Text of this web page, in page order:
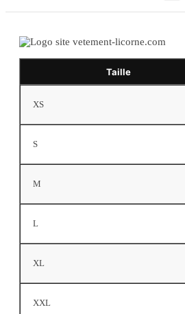
Taille
XS
S
M
L
XL
XXL